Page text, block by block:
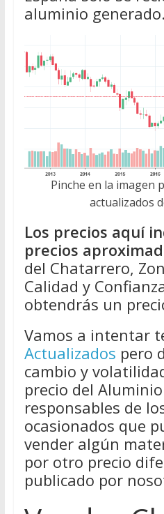
aluminio generado.
Pinche en la imagen
actualizados
Los precios aquí
precios
del Chatarrero,
Calidad y
obtendrás un
Vamos a intentar
Actualizados pero
cambio y
precio del
responsables de
ocasionados que
vender algún
por otro precio
publicado por